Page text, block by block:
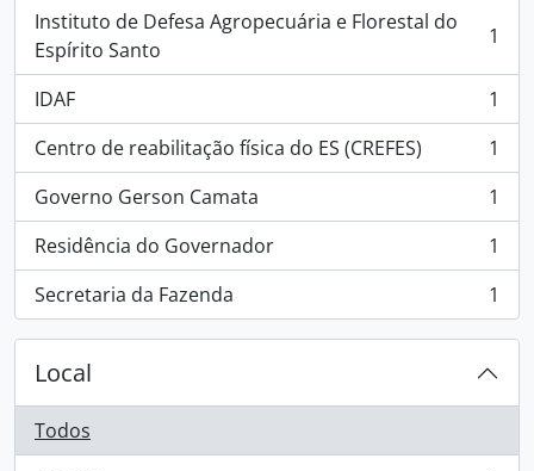
Instituto de Defesa Agropecuária e Florestal do
Espírito Santo
, 1 resultados 1
IDAF
, 1 resultados
1
Centro de reabilitação física do ES (CREFES)
, 1 resultados
1
Governo Gerson Camata
, 1 resultados
1
Residência do Governador
, 1 resultados
1
Secretaria da Fazenda
, 1 resultados 1
Local
Todos